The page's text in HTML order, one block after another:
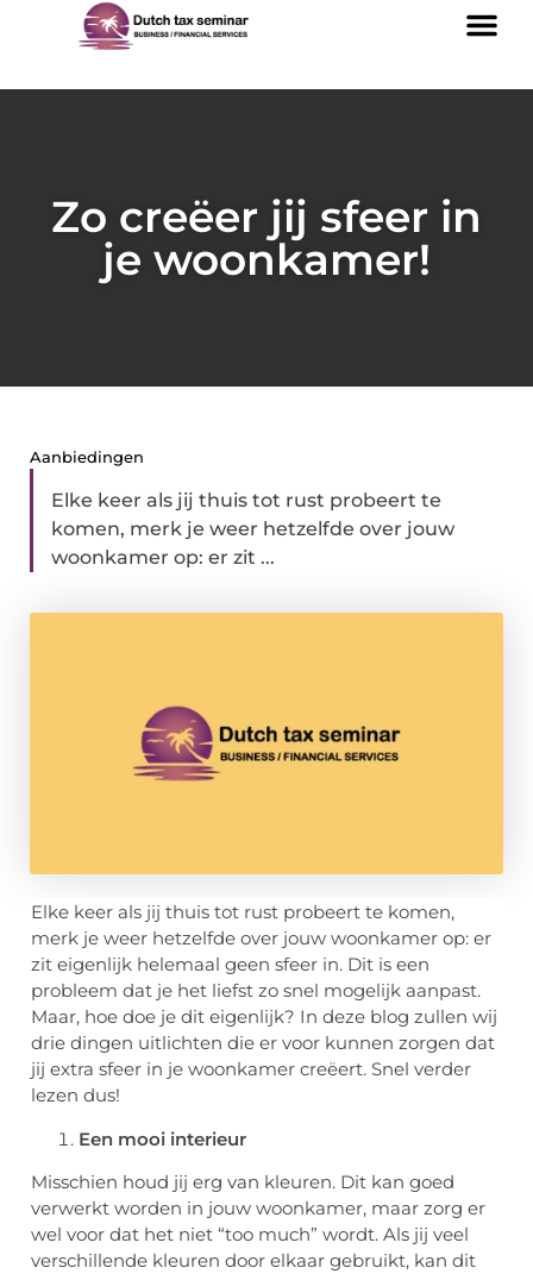
Zo creëer jij sfeer in
je woonkamer!
Aanbiedingen
Elke keer als jij thuis tot rust probeert te
komen, merk je weer hetzelfde over jouw
woonkamer op: er zit ...
Elke keer als jij thuis tot rust probeert te komen,
merk je weer hetzelfde over jouw woonkamer op: er
zit eigenlijk helemaal geen sfeer in. Dit is een
probleem dat je het liefst zo snel mogelijk aanpast.
Maar, hoe doe je dit eigenlijk? In deze blog zullen wij
drie dingen uitlichten die er voor kunnen zorgen dat
jij extra sfeer in je woonkamer creëert. Snel verder
lezen dus!
Een mooi interieur
Misschien houd jij erg van kleuren. Dit kan goed
verwerkt worden in jouw woonkamer, maar zorg er
wel voor dat het niet “too much” wordt. Als jij veel
verschillende kleuren door elkaar gebruikt, kan dit